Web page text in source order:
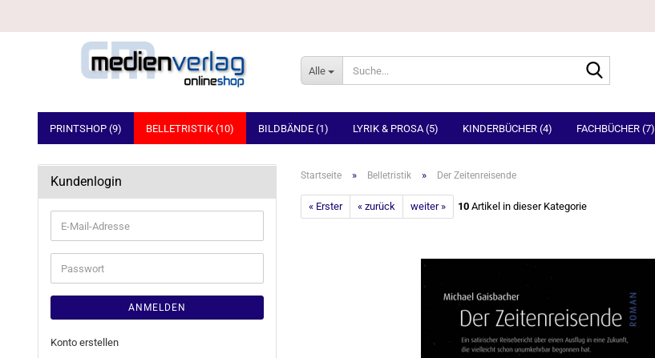
Alle
PRINTSHOP (9) BELLETRISTIK (10) BILDBÄNDE (1) LYRIK & PROSA (5) KINDERBÜCHER (4) FACHBÜCHER (7)
Startseite » Belletristik » Der Zeitenreisende
« Erster « zurück weiter » 10Artikel in dieser Kategorie
Kundenlogin
E-
Mail-
Adresse
Passwort
ANMELDEN
Konto erstellen